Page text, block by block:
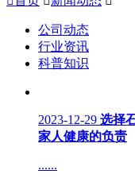
公司动态
行业资讯
科普知识
2023-12-29 选择
家人健康的负责
......